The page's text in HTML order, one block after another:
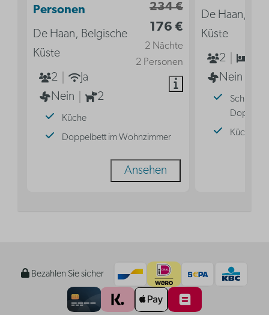
234 €
176 €
2 Nächte
2 Personen
Personen
De Haan, Belgische
Küste
2
Ja
Nein
2
Küche
Doppelbett im Wohnzimmer
Ansehen
De Haan,
Küste
2
Nein
Küche
Bezahlen Sie sicher